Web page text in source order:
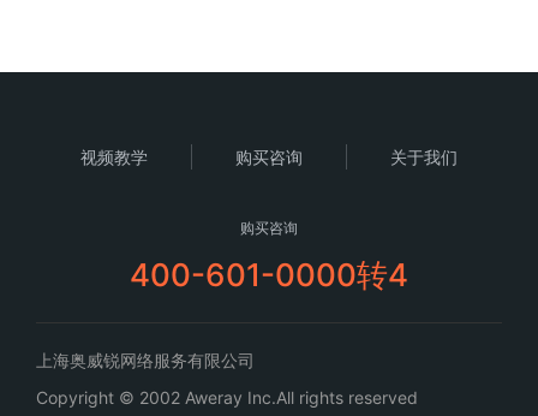
视频教学 购买咨询 关于我们
购买咨询
400-601-0000转4
上海奥威锐网络服务有限公司
Copyright © 2002 Aweray Inc.All rights reserved